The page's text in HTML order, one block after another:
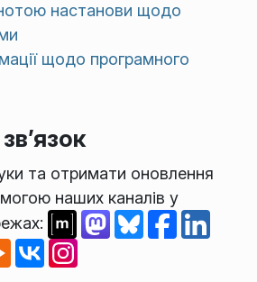
настанови щодо
щодо програмного
та отримати оновлення
наших каналів у